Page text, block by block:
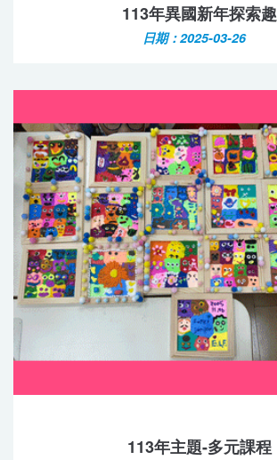
113年異國新年探索趣
日期：2025-03-26
113年主題-多元課程